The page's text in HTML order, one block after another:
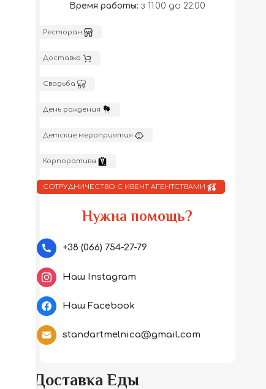
Время работы:з 11:00 до 22:00
Ресторан
Доставка
Свадьба
День рождения
Детские мероприятия
Корпоративы
СОТРУДНИЧЕСТВО С ИВЕНТ АГЕНТСТВАМИ
Нужна помощь?
+38 (066) 754-27-79
Наш Instagram
Наш Facebook
standartmelnica@gmail.com
Доставка Еды